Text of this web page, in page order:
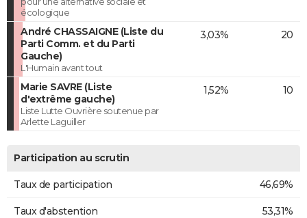
écologique
André CHASSAIGNE (Liste du
Parti Comm. et du Parti
Gauche)
L'Humain avant tout
3,03% 20
Marie SAVRE (Liste
d'extrême gauche)
Liste Lutte Ouvrière soutenue par
Arlette Laguiller
1,52% 10
Participation au scrutin
Taux de participation 46,69%
Taux d'abstention 53,31%